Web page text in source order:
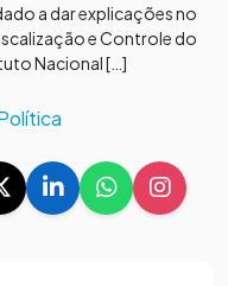
a dar explicações no
e Controle do
Nacional […]